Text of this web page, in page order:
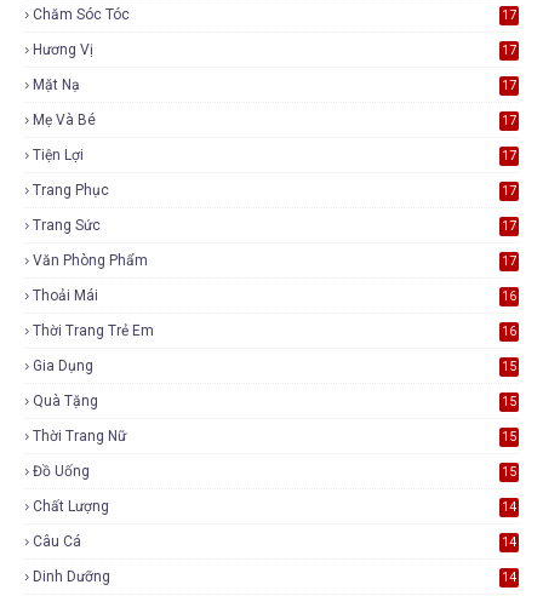
Chăm Sóc Tóc 17
Hương Vị 17
Mặt Nạ 17
Mẹ Và Bé 17
Tiện Lợi 17
Trang Phục 17
Trang Sức 17
Văn Phòng Phẩm 17
Thoải Mái 16
Thời Trang Trẻ Em 16
Gia Dụng 15
Quà Tặng 15
Thời Trang Nữ 15
Đồ Uống 15
Chất Lượng 14
Câu Cá 14
Dinh Dưỡng 14